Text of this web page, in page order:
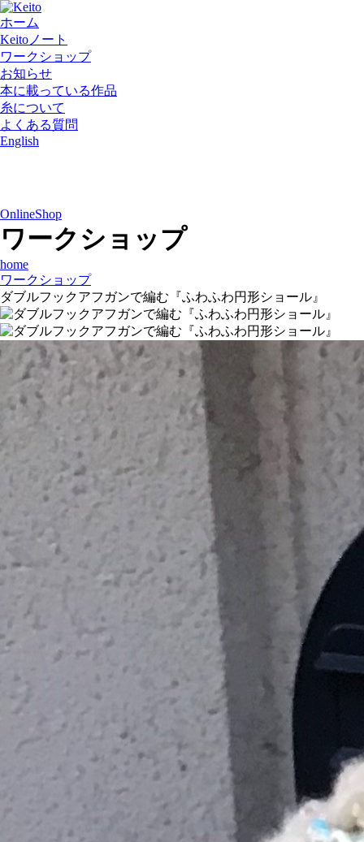
ホーム
Keitoノート
ワークショップ
お知らせ
本に載っている作品
糸について
よくある質問
English
OnlineShop
ワークショップ
home
ワークショップ
ダブルフックアフガンで編む『ふわふわ円形ショール』